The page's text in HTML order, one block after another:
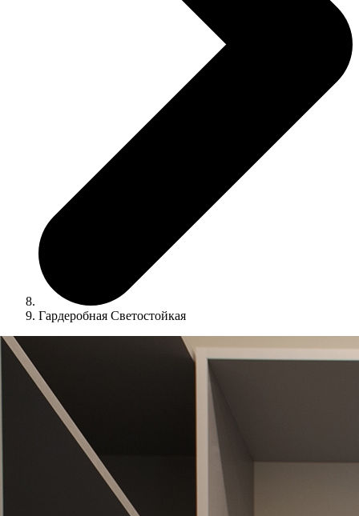
Гардеробная Светостойкая